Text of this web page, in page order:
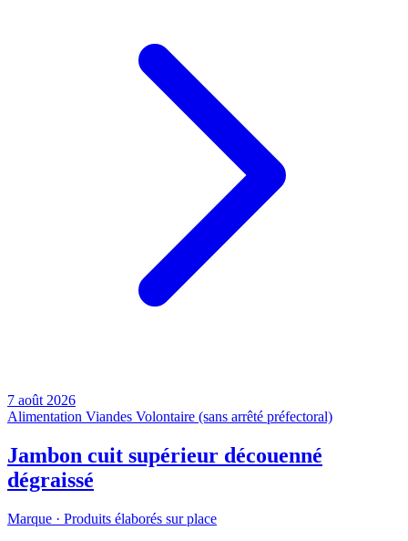
7 août 2026
Alimentation Viandes Volontaire (sans arrêté préfectoral)
Jambon cuit supérieur découenné
dégraissé
Marque · Produits élaborés sur place